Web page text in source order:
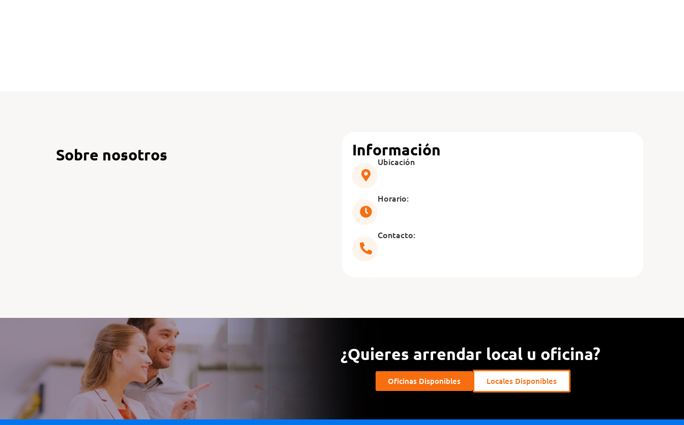
Sobre nosotros Información
Ubicación
Horario:
Contacto:
¿Quieres arrendar local u oficina?
Oficinas Disponibles Locales Disponibles